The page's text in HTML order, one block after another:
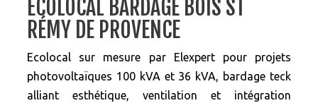
ECOLOCAL BARDAGE BOIS ST
RÉMY DE PROVENCE
Ecolocal sur mesure par Elexpert pour projets
photovoltaïques 100 kVA et 36 kVA, bardage teck
alliant esthétique, ventilation et intégration